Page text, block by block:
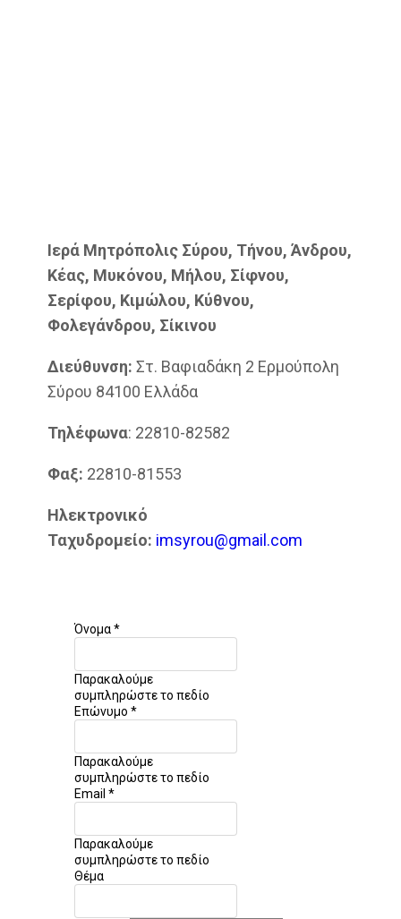
Ιερά Μητρόπολις Σύρου, Τήνου, Άνδρου,
Κέας, Μυκόνου, Μήλου, Σίφνου,
Σερίφου, Κιμώλου, Κύθνου,
Φολεγάνδρου, Σίκινου
Διεύθυνση: Στ. Βαφιαδάκη 2 Ερμούπολη
Σύρου 84100 Ελλάδα
Τηλέφωνα: 22810-82582
Φαξ: 22810-81553
Ηλεκτρονικό
Ταχυδρομείο: imsyrou@gmail.com
Όνομα*
Παρακαλούμε
συμπληρώστε το πεδίο
Επώνυμο *
Παρακαλούμε
συμπληρώστε το πεδίο
Email *
Παρακαλούμε
συμπληρώστε το πεδίο
Θέμα